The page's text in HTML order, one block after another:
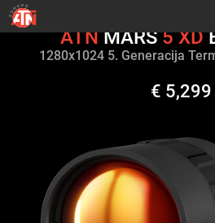
ATNMARS5 XD
1280х1024 5. Generacija
€ 5,299